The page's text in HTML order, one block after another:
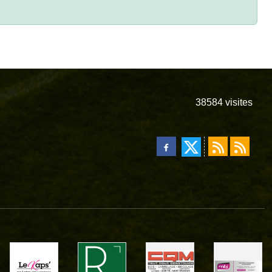
38584 visites